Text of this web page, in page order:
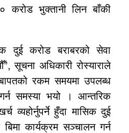
करोड भुक्तानी लिन बाँकी
दुई करोड बराबरको सेवा
सूचना अधिकारी रोस्याराले
रकम समयमा उपलब्ध
समस्या भयो । आन्तरिक
व्यहोर्नुपर्ने हुँदा मासिक दुई
कार्यक्रम सञ्चालन गर्न